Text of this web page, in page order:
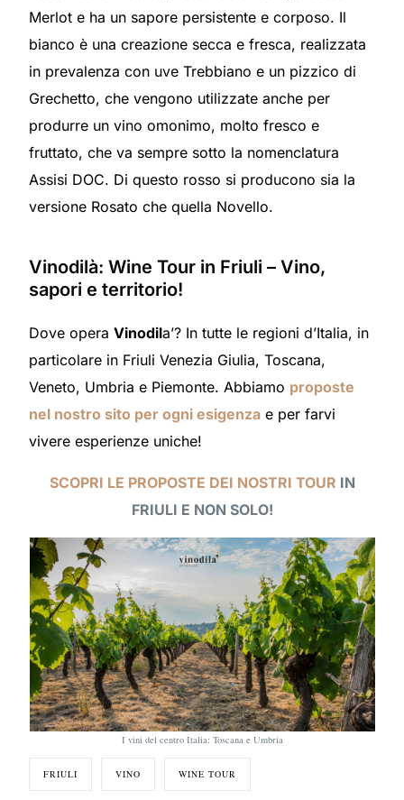
Merlot e ha un sapore persistente e corposo. Il
bianco è una creazione secca e fresca, realizzata
in prevalenza con uve Trebbiano e un pizzico di
Grechetto, che vengono utilizzate anche per
produrre un vino omonimo, molto fresco e
fruttato, che va sempre sotto la nomenclatura
Assisi DOC. Di questo rosso si producono sia la
versione Rosato che quella Novello.
Vinodilà: Wine Tour in Friuli – Vino,
sapori e territorio!
Dove operaVinodila’? In tutte le regioni d’Italia, in
particolare in Friuli Venezia Giulia, Toscana,
Veneto, Umbria e Piemonte. Abbiamo proposte
nel nostro sito per ogni esigenza e per farvi
vivere esperienze uniche!
SCOPRI LE PROPOSTE DEI NOSTRI TOUR IN
FRIULI E NON SOLO!
I vini del centro Italia: Toscana e Umbria
FRIULI VINO WINE TOUR